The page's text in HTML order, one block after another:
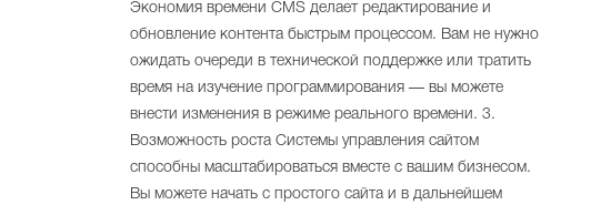
Экономия времени CMS делает редактирование и
обновление контента быстрым процессом. Вам не нужно
ожидать очереди в технической поддержке или тратить
время на изучение программирования — вы можете
внести изменения в режиме реального времени. 3.
Возможность роста Системы управления сайтом
способны масштабироваться вместе с вашим бизнесом.
Вы можете начать с простого сайта и в дальнейшем